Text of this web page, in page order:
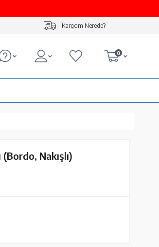
Kargom Nerede?
0
Nakışlı)